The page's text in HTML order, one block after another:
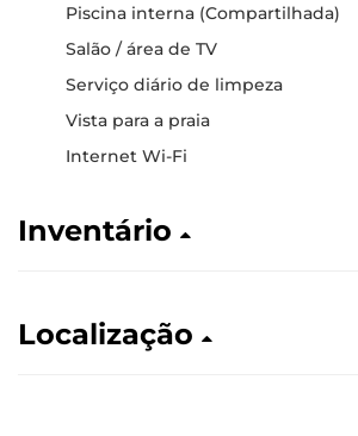
Piscina interna (Compartilhada)
Salão / área de TV
Serviço diário de limpeza
Vista para a praia
Internet Wi-Fi
Inventário
Localização